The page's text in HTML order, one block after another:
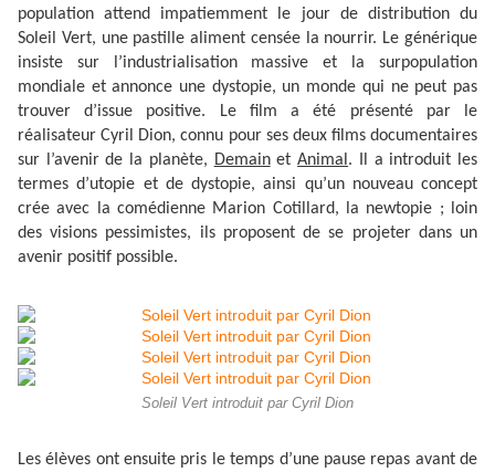
population attend impatiemment le jour de distribution du
Soleil Vert, une pastille aliment censée la nourrir. Le générique
insiste sur l’industrialisation massive et la surpopulation
mondiale et annonce une dystopie, un monde qui ne peut pas
trouver d’issue positive. Le film a été présenté par le
réalisateur Cyril Dion, connu pour ses deux films documentaires
sur l’avenir de la planète, DemainetAnimal . Il a introduit les
termes d’utopie et de dystopie, ainsi qu’un nouveau concept
crée avec la comédienne Marion Cotillard, la newtopie ; loin
des visions pessimistes, ils proposent de se projeter dans un
avenir positif possible.
Soleil Vert introduit par Cyril Dion
Les élèves ont ensuite pris le temps d’une pause repas avant de